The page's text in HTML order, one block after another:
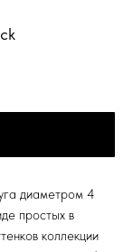
диаметром 4
простых в
коллекции